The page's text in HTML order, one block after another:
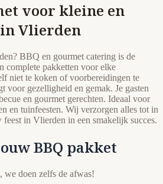
voor kleine en
Vlierden
BBQ en gourmet catering is de
complete pakketten voor elke
niet te koken of voorbereidingen te
voor gezelligheid en gemak. Je gasten
en gourmet gerechten. Ideaal voor
en tuinfeesten. Wij verzorgen alles tot in
in Vlierden in een smakelijk succes.
BBQ pakket
doen zelfs de afwas!